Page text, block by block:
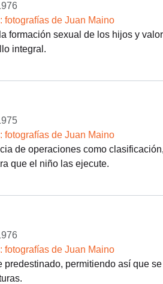
fotografías de Juan Maino
formación sexual de los hijos y
integral.
fotografías de Juan Maino
de operaciones como
que el niño las ejecute.
fotografías de Juan Maino
predestinado, permitiendo así que